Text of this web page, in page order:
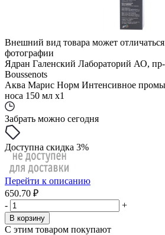
Внешний вид товара может
фотографии
Ядран Галенский Лабораторий АО, пр-
Boussenots
Аква Марис Норм Интенсивное
носа 150 мл x1
Забрать можно сегодня
Доступна скидка 3%
Перейти к описанию
650.70 ₽
-
+
В корзину
С этим товаром покупают